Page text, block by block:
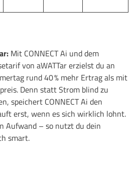
Mit CONNECT Ai und dem
vonaWATTarerzielst du an
rund40 % mehr Ertragals mit
Denn statt Strom blind zu
speichert CONNECT Ai den
erst, wenn es sichwirklich lohnt.
Aufwand – so nutzt du dein
smart.